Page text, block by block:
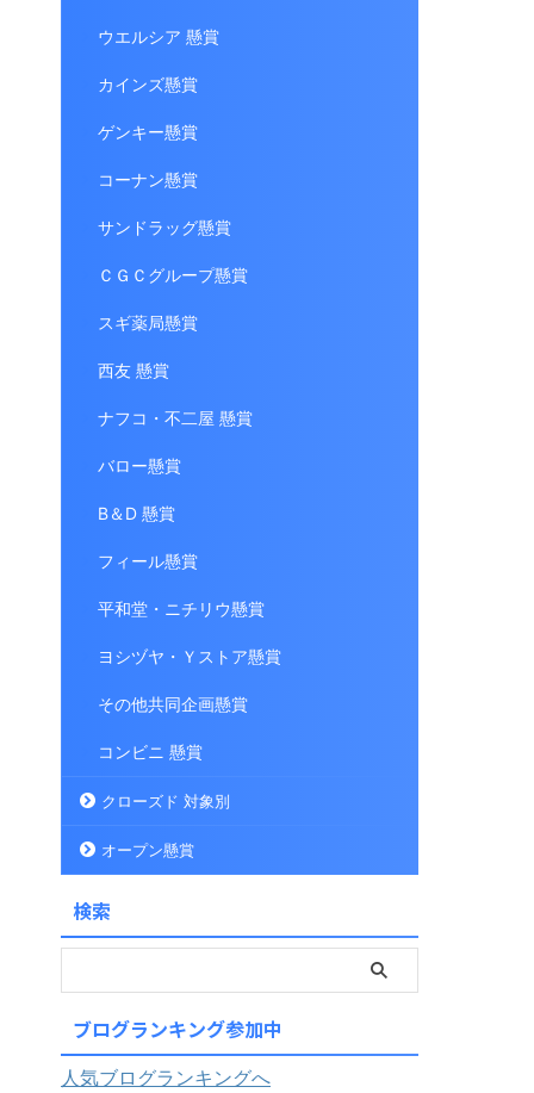
ウエルシア 懸賞
カインズ懸賞
ゲンキー懸賞
コーナン懸賞
サンドラッグ懸賞
ＣＧＣグループ懸賞
スギ薬局懸賞
西友 懸賞
ナフコ・不二屋 懸賞
バロー懸賞
B＆D 懸賞
フィール懸賞
平和堂・ニチリウ懸賞
ヨシヅヤ・Ｙストア懸賞
その他共同企画懸賞
コンビニ 懸賞
クローズド 対象別
オープン懸賞
検索
ブログランキング参加中
人気ブログランキングへ